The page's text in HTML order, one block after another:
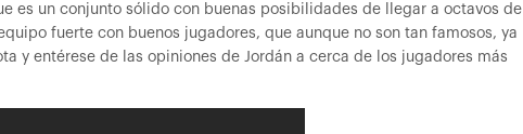
es un conjunto sólido con buenas posibilidades de llegar a octavos de
fuerte con buenos jugadores, que aunque no son tan famosos, ya
y entérese de las opiniones de Jordán a cerca de los jugadores más